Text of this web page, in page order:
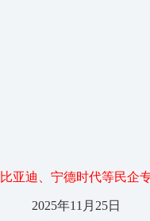
比亚迪、宁德时代等民企
2025年11月25日